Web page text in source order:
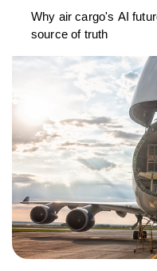
Why air cargo's AI
source of truth